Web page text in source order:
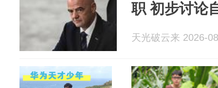
职 初步讨论
天光破云来 2026-